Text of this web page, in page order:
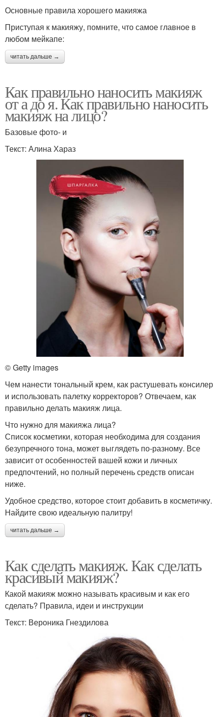
Основные правила хорошего макияжа
Приступая к макияжу, помните, что самое главное в
любом мейкапе:
читать дальше →
Как правильно наносить макияж
от а до я. Как правильно наносить
макияж на лицо?
Базовые фото- и
Текст: Алина Хараз
© Getty images
Чем нанести тональный крем, как растушевать консилер
и использовать палетку корректоров? Отвечаем, как
правильно делать макияж лица.
Что нужно для макияжа лица?
Список косметики, которая необходима для создания
безупречного тона, может выглядеть по-разному. Все
зависит от особенностей вашей кожи и личных
предпочтений, но полный перечень средств описан
ниже.
Удобное средство, которое стоит добавить в косметичку.
Найдите свою идеальную палитру!
читать дальше →
Как сделать макияж. Как сделать
красивый макияж?
Какой макияж можно называть красивым и как его
сделать? Правила, идеи и инструкции
Текст: Вероника Гнездилова